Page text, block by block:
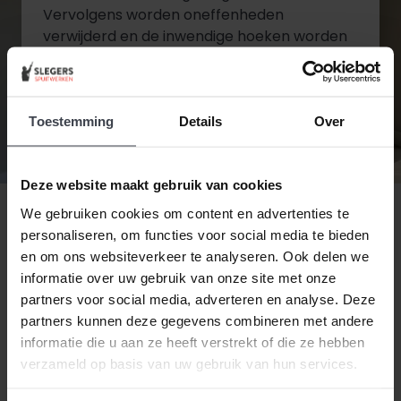
Toestemming Details Over
Deze website maakt gebruik van cookies
We gebruiken cookies om content en advertenties te
personaliseren, om functies voor social media te bieden
en om ons websiteverkeer te analyseren. Ook delen we
informatie over uw gebruik van onze site met onze
partners voor social media, adverteren en analyse. Deze
partners kunnen deze gegevens combineren met andere
informatie die u aan ze heeft verstrekt of die ze hebben
verzameld op basis van uw gebruik van hun services.
Vervolgens worden oneffenheden
verwijderd en de inwendige hoeken worden
gekit. Wanneer het stucwerk in de juiste
staat is wordt de tweede en laatste laag
Contact opnemen